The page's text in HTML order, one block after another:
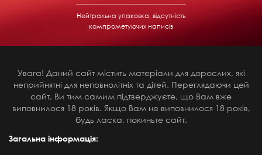
Нейтральна упаковка, відсутність
компрометуючих написів
Увага! Даний сайт містить матеріали для дорослих, які
неприйнятні для неповнолітніх та дітей. Переглядаючи цей
сайт, Ви тим самим підтверджуєте, що Вам вже
виповнилося 18 років. Якщо Вам не виповнилося 18 років,
будь ласка, покиньте сайт.
Загальна інформація: